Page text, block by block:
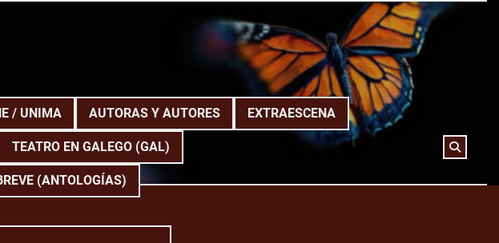
/ UNIMA AUTORAS Y AUTORES EXTRAESCENA
TEATRO EN GALEGO (GAL)
(ANTOLOGÍAS)